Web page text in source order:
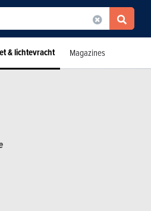
& lichtevracht Magazines